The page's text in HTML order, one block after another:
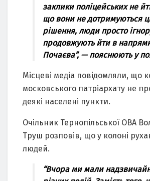
заклики поліцейських не
що вони не дотримуються
рішення, люди просто
продовжують йти в
Почаєва”, — пояснюють у
Місцеві медіа повідомляли, що
московського патріархату не
деякі населені пункти.
Очільник Тернопільської ОВА
Труш розповів, що у колоні
людей.
“Вчора ми мали